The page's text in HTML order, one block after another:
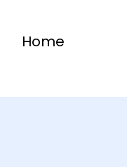
Home